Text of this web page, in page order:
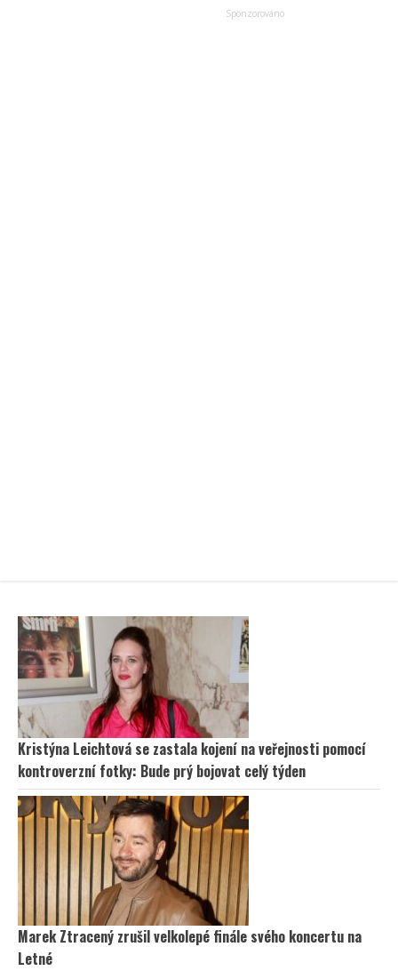
Kristýna Leichtová se zastala kojení na veřejnosti pomocí
kontroverzní fotky: Bude prý bojovat celý týden
Marek Ztracený zrušil velkolepé finále svého koncertu na
Letné